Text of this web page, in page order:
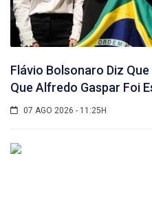
Flávio Bolsonaro Diz
Que Alfredo Gaspar Foi
07 AGO 2026 - 11:25H